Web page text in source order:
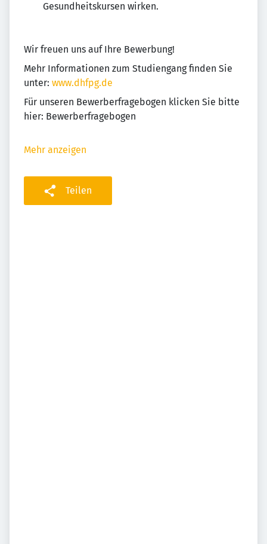
Gesundheitskursen wirken.
Wir freuen uns auf Ihre Bewerbung!
Mehr Informationen zum Studiengang finden Sie
unter: www.dhfpg.de
Für unseren Bewerberfragebogen klicken Sie bitte
hier: Bewerberfragebogen
Mehr anzeigen
Teilen